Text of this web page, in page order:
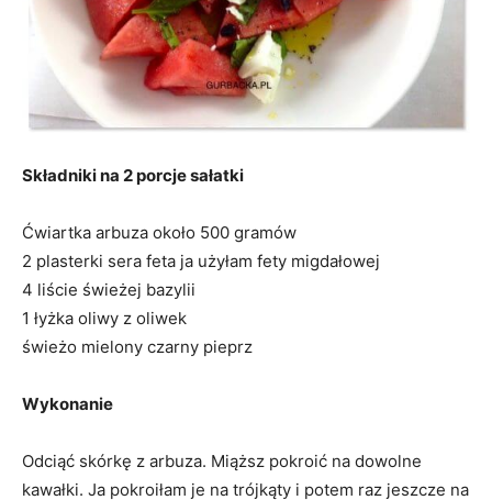
Składniki na 2 porcje sałatki
Ćwiartka arbuza około 500 gramów
2 plasterki sera feta ja użyłam fety migdałowej
4 liście świeżej bazylii
1 łyżka oliwy z oliwek
świeżo mielony czarny pieprz
Wykonanie
Odciąć skórkę z arbuza. Miąższ pokroić na dowolne
kawałki. Ja pokroiłam je na trójkąty i potem raz jeszcze na